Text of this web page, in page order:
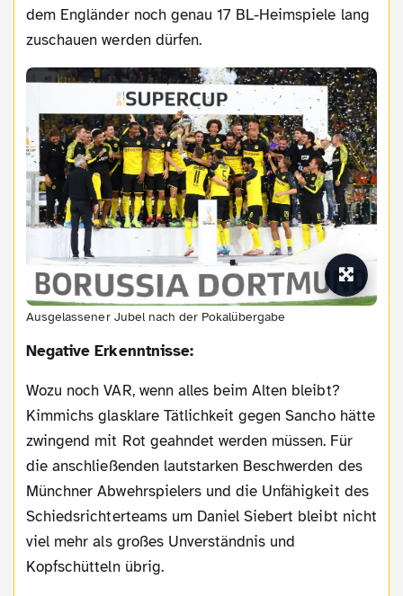
dem Engländer noch genau 17 BL-Heimspiele lang
zuschauen werden dürfen.
Ausgelassener Jubel nach der Pokalübergabe
Negative Erkenntnisse:
Wozu noch VAR, wenn alles beim Alten bleibt?
Kimmichs glasklare Tätlichkeit gegen Sancho hätte
zwingend mit Rot geahndet werden müssen. Für
die anschließenden lautstarken Beschwerden des
Münchner Abwehrspielers und die Unfähigkeit des
Schiedsrichterteams um Daniel Siebert bleibt nicht
viel mehr als großes Unverständnis und
Kopfschütteln übrig.